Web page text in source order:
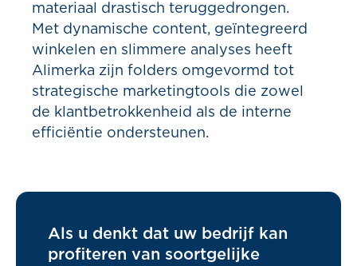
materiaal drastisch teruggedrongen.
Met dynamische content, geïntegreerd
winkelen en slimmere analyses heeft
Alimerka zijn folders omgevormd tot
strategische marketingtools die zowel
de klantbetrokkenheid als de interne
efficiëntie ondersteunen.
Als u denkt dat uw bedrijf kan
profiteren van soortgelijke